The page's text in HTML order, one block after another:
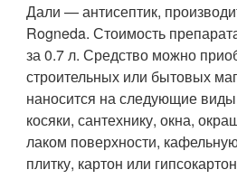
Дали — антисептик,
Rogneda. Стоимость
за 0.7 л. Средство можно
строительных или бытовых
наносится на следующие
косяки, сантехнику, окна,
лаком поверхности,
плитку, картон или